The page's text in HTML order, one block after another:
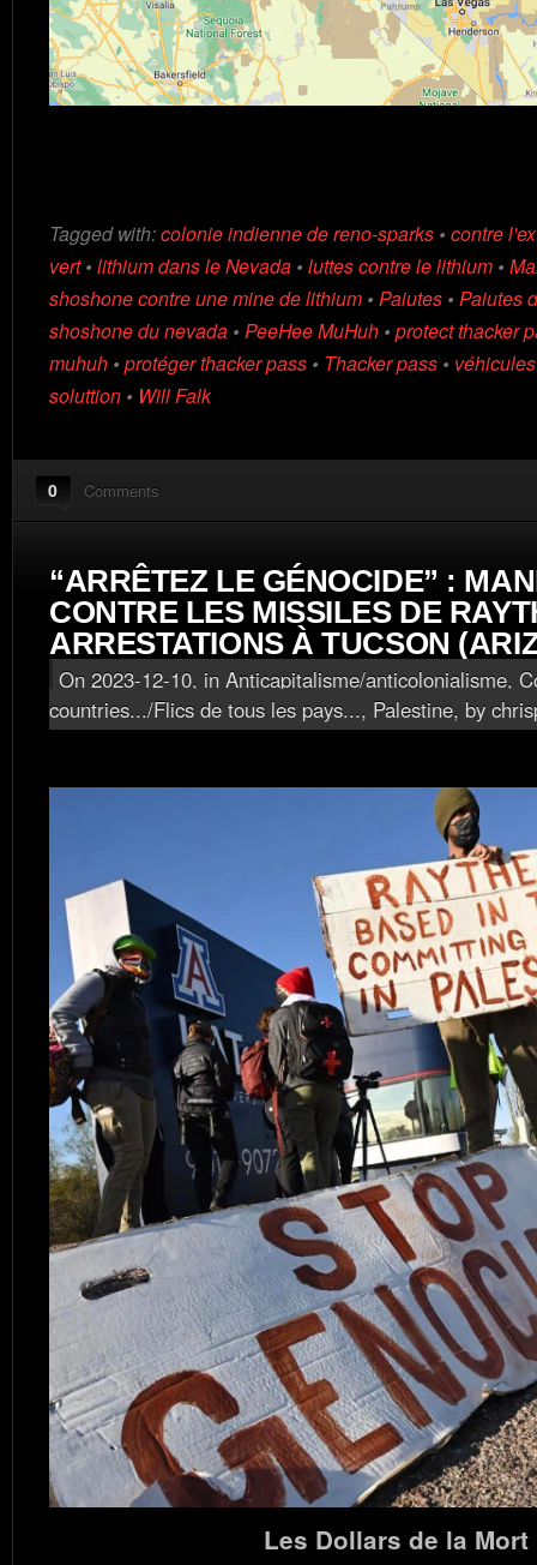
Tagged with:colonie indienne de reno-sparks • contre
vert• lithium dans le Nevada • luttes contre le lithium •
shoshone contre une mine de lithium • Paiutes • Paiutes
shoshone du nevada • PeeHee MuHuh • protect thacker
muhuh • protéger thacker pass • Thacker pass •
soluttion • Will Falk
0 Comments
“ARRÊTEZ LE GÉNOCIDE” :
CONTRE LES MISSILES DE
ARRESTATIONS À TUCSON
On 2023-12-10, in Anticapitalisme/anticolonialisme,
countries.../Flics de tous les pays..., Palestine, by
Les Dollars de la Mort